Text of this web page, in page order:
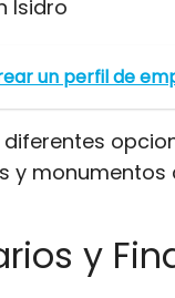
Isidro
un perfil de
y
y